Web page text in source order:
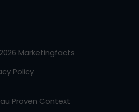
Marketingfacts
Policy
Proven Context